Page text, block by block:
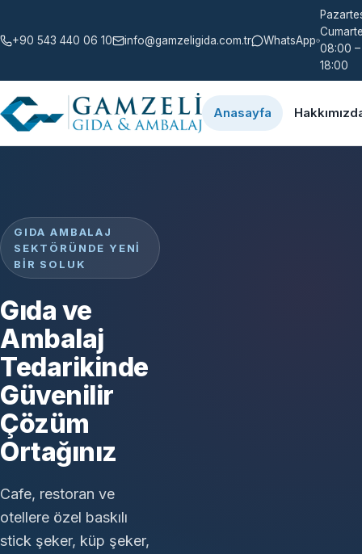
+90 543 440 06 10 info@gamzeligida.com.tr WhatsApp
08:00 –
18:00
Anasayfa
GIDA AMBALAJ
SEKTÖRÜNDE YENI
BIR SOLUK
Gıda ve
Ambalaj
Tedarikinde
Güvenilir
Çözüm
Ortağınız
Cafe, restoran ve
otellere özel baskılı
stick şeker, küp şeker,